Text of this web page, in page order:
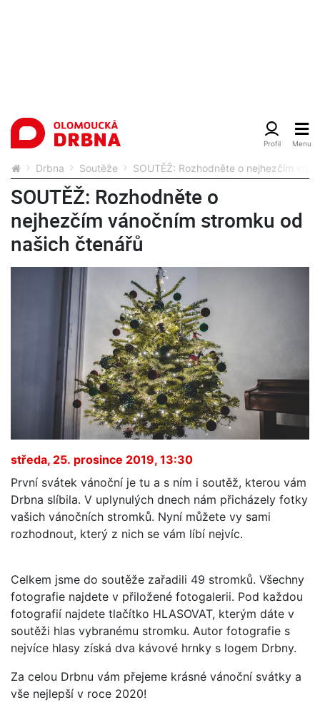
Drbna Soutěže SOUTĚŽ: Rozhodněte o nejhezčím
SOUTĚŽ: Rozhodněte o
nejhezčím vánočním stromku od
našich čtenářů
středa, 25. prosince 2019, 13:30
První svátek vánoční je tu a s ním i soutěž, kterou vám
Drbna slíbila. V uplynulých dnech nám přicházely fotky
vašich vánočních stromků. Nyní můžete vy sami
rozhodnout, který z nich se vám líbí nejvíc.
Celkem jsme do soutěže zařadili 49 stromků. Všechny
fotografie najdete v přiložené fotogalerii. Pod každou
fotografií najdete tlačítko HLASOVAT, kterým dáte v
soutěži hlas vybranému stromku. Autor fotografie s
nejvíce hlasy získá dva kávové hrnky s logem Drbny.
Za celou Drbnu vám přejeme krásné vánoční svátky a
vše nejlepší v roce 2020!